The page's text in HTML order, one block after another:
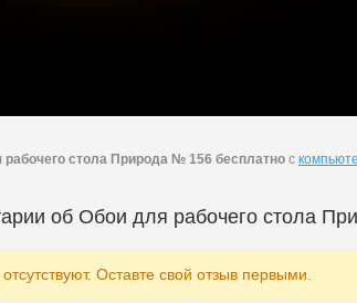
рабочего стола Природа № 156 бесплатно с
об Обои для рабочего стола
Оставте свой отзыв первыми.